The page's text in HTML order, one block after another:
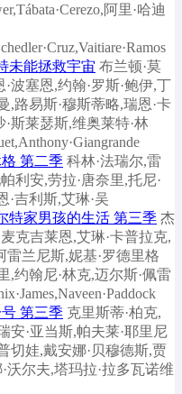
阿里·哈迪
未能拯救宇宙 布兰顿·莫
波塞恩,约翰·罗斯·鲍伊,丁
,路易斯·穆斯蒂略,瑞恩·卡
斯莱瑟斯,维奥莱特·林
第二季 科林·法瑞尔,雷
利安,劳拉·唐奈里,托尼·
·吉利斯,艾琳·吴
特家男孩的生活 第三季 杰
克吉莱恩,艾琳·卡普拉克,
雷兰尼斯,妮基·罗德里格
,约翰尼·林克,迈尔斯·佩雷
第三季 克里斯蒂·柏克,
安·亚当斯,帕夫莱·耶里尼
切娃,戴安娜·贝穆德斯,贾
沃尔夫,塔玛拉·拉多瓦诺维